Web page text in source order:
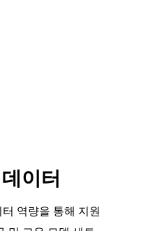
이터
역량을 통해 지원